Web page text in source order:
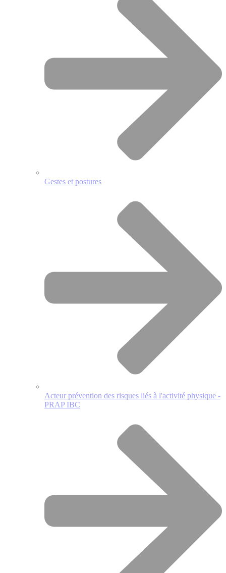
Gestes et postures
Acteur prévention des risques liés à l'activité physique -
PRAP IBC